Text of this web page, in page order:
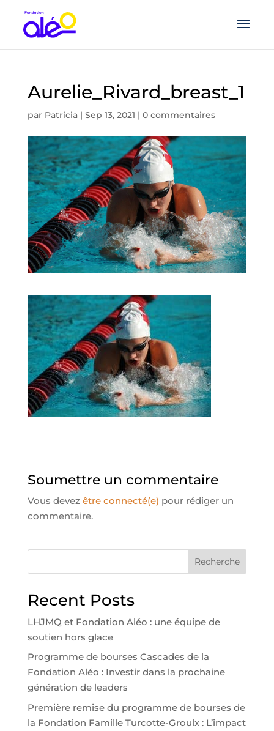
Aurelie_Rivard_breast_1
par Patricia| Sep 13, 2021 | 0 commentaires
Soumettre un commentaire
Vous devez être connecté(e) pour rédiger un
commentaire.
Recherche
Recent Posts
LHJMQ et Fondation Aléo : une équipe de
soutien hors glace
Programme de bourses Cascades de la
Fondation Aléo : Investir dans la prochaine
génération de leaders
Première remise du programme de bourses de
la Fondation Famille Turcotte-Groulx : L’impact